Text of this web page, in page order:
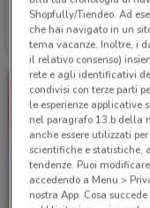
Acqua & Sapone
Scade il 31/01
Shopfully/Tiendeo. Ad
che hai navigato in un
tema vacanze. Inoltre, i
il relativo consenso)
rete e agli identificativi
condivisi con terze parti
le esperienze applicative
nel paragrafo 13.b della
anche essere utilizzati
scientifiche e statistiche,
tendenze. Puoi
accedendo a Menu >
nostra App. Cosa